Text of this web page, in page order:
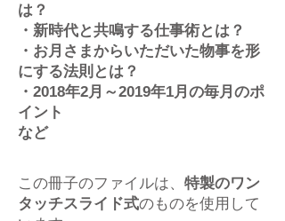
は？
・新時代と共鳴する仕事術とは？
・お月さまからいただいた物事を形
にする法則とは？
・2018年2月～2019年1月の毎月のポ
イント
など
この冊子のファイルは、 特製のワン
タッチスライド式のものを使用して